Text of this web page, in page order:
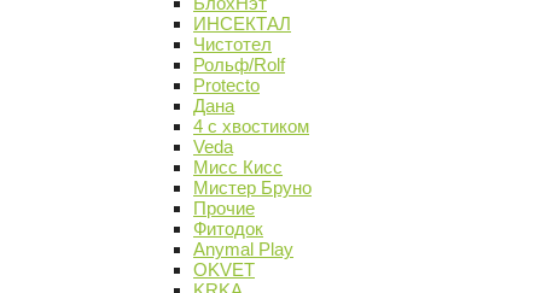
ИНСЕКТАЛ
Чистотел
Рольф/Rolf
Protecto
Дана
4 с хвостиком
Veda
Мисс Кисс
Мистер Бруно
Прочие
Фитодок
Anymal Play
OKVET